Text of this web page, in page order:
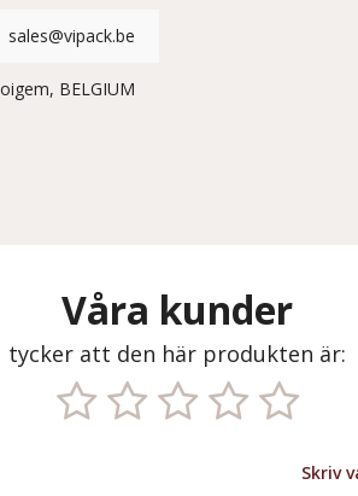
sales@vipack.be
BELGIUM
Våra kunder
tycker att den här produkten är:
Skriv